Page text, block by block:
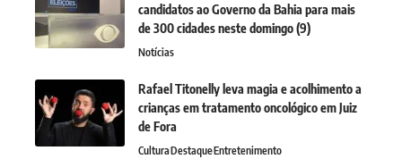
candidatos ao Governo da Bahia para mais
de 300 cidades neste domingo (9)
Notícias
Rafael Titonelly leva magia e acolhimento a
crianças em tratamento oncológico em Juiz
de Fora
CulturaDestaqueEntretenimento